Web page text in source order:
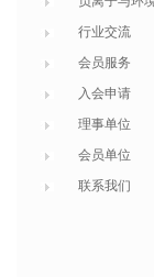
行业交流
会员服务
入会申请
理事单位
会员单位
联系我们